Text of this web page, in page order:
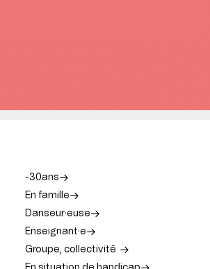
-30ans
En famille
Danseur·euse
Enseignant·e
Groupe, collectivité